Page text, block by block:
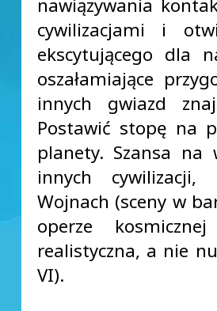
nawiązywania
cywilizacjami i
ekscytującego dla
oszałamiające
innych gwiazd
Postawić stopę na
planety. Szansa
innych
Wojnach (sceny w
operze
realistyczna, a nie
VI).